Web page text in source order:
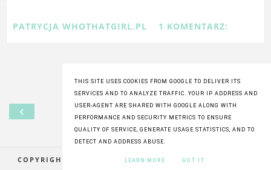
PATRYCJA WHOTHATGIRL.PL 1 KOMENTARZ:
‹
Wyświetl wersję na komputer
COPYRIGHT © SZABLON WYKONANY PRZEZ BLONPARIA
THIS SITE USES COOKIES FROM GOOGLE TO DELIVER ITS
SERVICES AND TO ANALYZE TRAFFIC. YOUR IP ADDRESS AND
USER-AGENT ARE SHARED WITH GOOGLE ALONG WITH
PERFORMANCE AND SECURITY METRICS TO ENSURE
QUALITY OF SERVICE, GENERATE USAGE STATISTICS, AND TO
DETECT AND ADDRESS ABUSE.
LEARN MORE GOT IT